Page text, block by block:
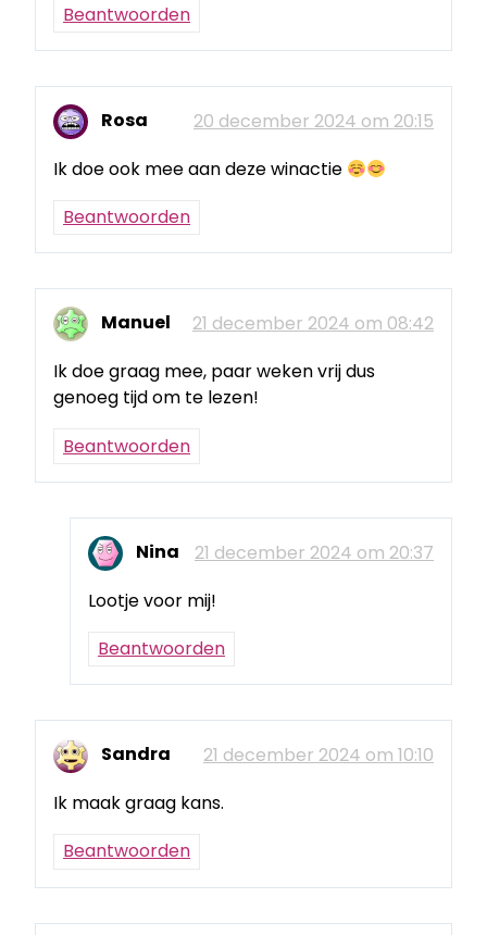
Beantwoorden
Rosa
20 december 2024 om 20:15
Ik doe ook mee aan deze winactie
Beantwoorden
Manuel
21 december 2024 om 08:42
Ik doe graag mee, paar weken vrij dus
genoeg tijd om te lezen!
Beantwoorden
Nina
21 december 2024 om 20:37
Lootje voor mij!
Beantwoorden
Sandra
21 december 2024 om 10:10
Ik maak graag kans.
Beantwoorden